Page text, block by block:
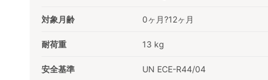
対象月齢 0ヶ月?12ヶ月
耐荷重 13 kg
安全基準 UN ECE-R44/04